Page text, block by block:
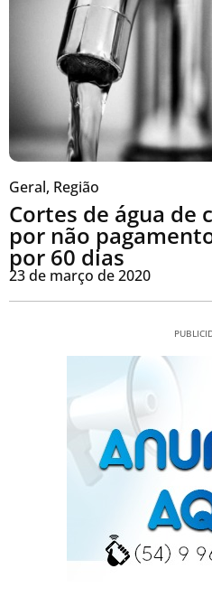
Geral, Região
Cortes de água de
por não
por 60 dias
23 de março de 2020